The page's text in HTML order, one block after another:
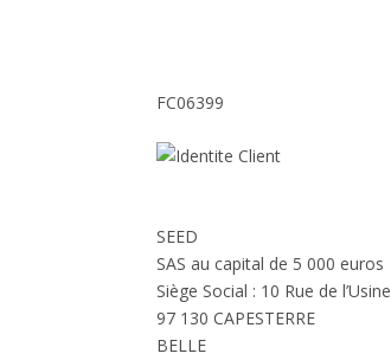
FC06399
SEED
SAS au capital de 5 000 euros
Siège Social : 10 Rue de l’Usine
97 130 CAPESTERRE
BELLE